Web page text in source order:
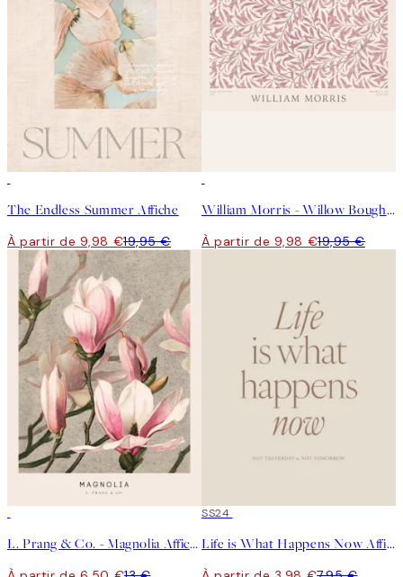
The Endless Summer Affiche
À partir de 9,98 €19,95 €
William Morris - Willow Bough Pink Landscape Affiche
À partir de 9,98 €19,95 €
L. Prang & Co. - Magnolia Affiche
50%*
SS24
Life is What Happens Now Affiche